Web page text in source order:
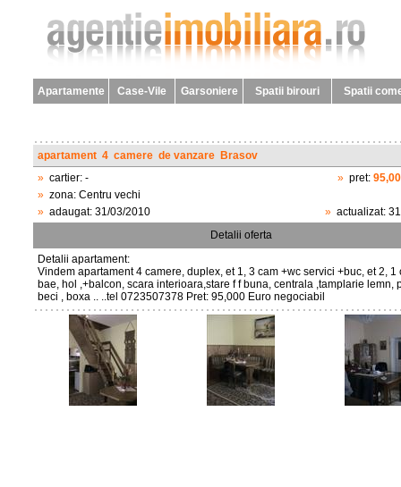
Apartamente Case-Vile Garsoniere Spatii birouri Spatii
apartament 4 camere de vanzare Brasov
» cartier: -
» zona: Centru vechi
» adaugat: 31/03/2010
» pret:
» actualizat:
Detalii oferta
Detalii apartament:
Vindem apartament 4 camere, duplex, et 1, 3 cam +wc servici +buc, et 2, 1
bae, hol ,+balcon, scara interioara,stare f f buna, centrala ,tamplarie lemn,
beci , boxa .. ..tel 0723507378 Pret: 95,000 Euro negociabil